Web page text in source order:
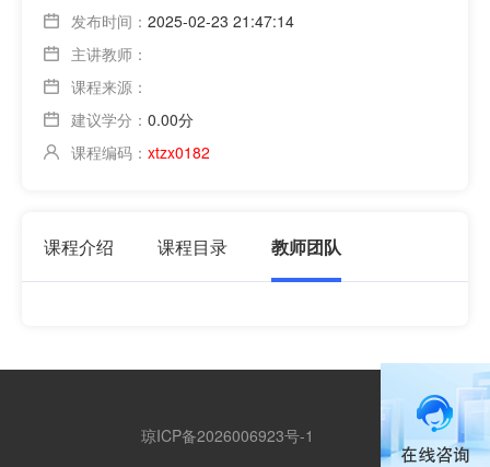
发布时间： 2025-02-23 21:47:14
主讲教师：
课程来源：
建议学分： 0.00分
课程编码： xtzx0182
课程介绍 课程目录 教师团队
琼ICP备2026006923号-1